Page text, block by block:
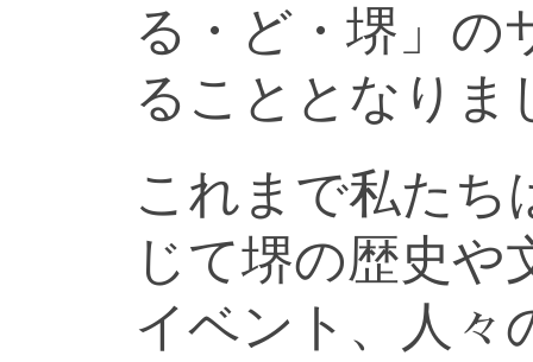
る・ど・堺」の
ることとなりま
これまで私たち
じて堺の歴史や
イベント、人々